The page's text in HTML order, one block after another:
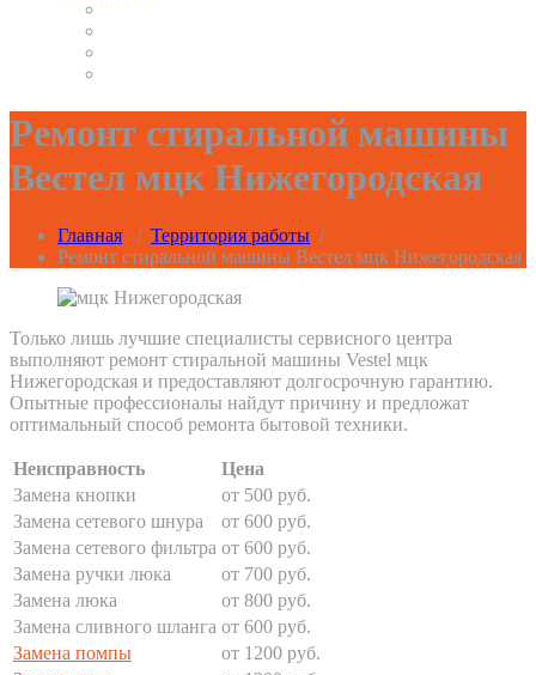
Ремонт стиральной машины
Вестел мцк Нижегородская
Главная / Территория работы /
Ремонт стиральной машины Вестел мцк Нижегородская
Только лишь лучшие специалисты сервисного центра
выполняют ремонт стиральной машины Vestel мцк
Нижегородская и предоставляют долгосрочную гарантию.
Опытные профессионалы найдут причину и предложат
оптимальный способ ремонта бытовой техники.
Неисправность
Цена
Замена кнопки
от 500 руб.
Замена сетевого шнура
от 600 руб.
Замена сетевого фильтра от 600 руб.
Замена ручки люка
от 700 руб.
Замена люка
от 800 руб.
Замена сливного шланга от 600 руб.
Замена помпы
от 1200 руб.